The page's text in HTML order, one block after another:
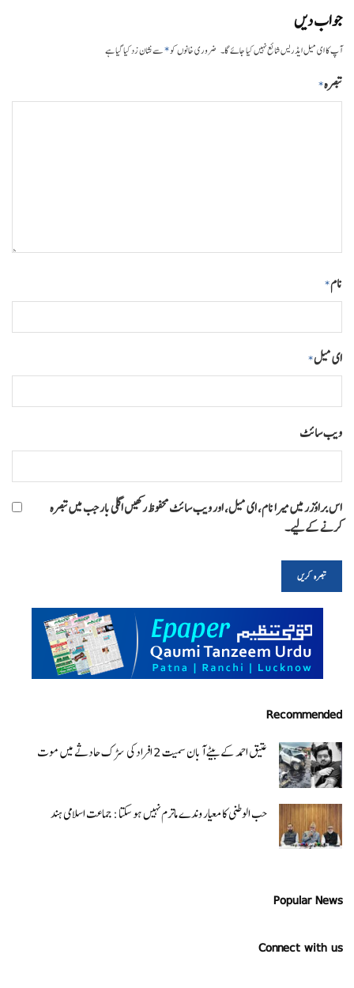
جواب دیں
آپ کا ای میل ایڈریس شائع نہیں کیا جائے گا۔ ضروری خانوں کو*سے نشان زد کیا گیا ہے
تبصرہ*
نام*
ای میل*
ویب‌ سائٹ
اس براؤزر میں میرا نام، ای میل، اور ویب سائٹ محفوظ رکھیں اگلی بار جب میں تبصرہ
کرنے کےلیے۔
Recommended
عتیق احمد کے بیٹے آبان سمیت 2 افراد کی سڑک حادثے میں موت
حب الوطنی کا معیار وندے ماترم نہیں ہو سکتا : جماعت اسلامی ہند
Popular News
Connect with us